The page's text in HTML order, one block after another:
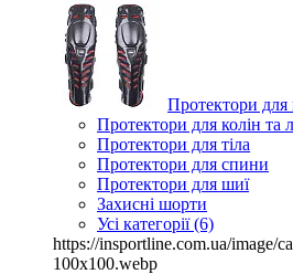
Протектори для
Протектори для колін та
Протектори для тіла
Протектори для спини
Протектори для шиї
Захисні шорти
Усі категорії (6)
https://insportline.com.ua/image/
100x100.webp